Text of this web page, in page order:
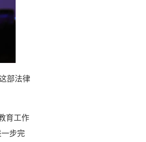
部法律
育工作
步完